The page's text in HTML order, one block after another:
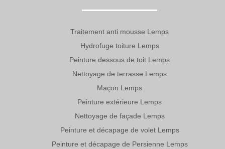
Traitement anti mousse Lemps
Hydrofuge toiture Lemps
Peinture dessous de toit Lemps
Nettoyage de terrasse Lemps
Maçon Lemps
Peinture extérieure Lemps
Nettoyage de façade Lemps
Peinture et décapage de volet Lemps
Peinture et décapage de Persienne Lemps